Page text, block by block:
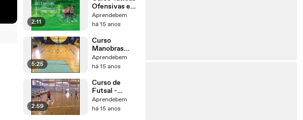
2:11
Ofensivas e
Defensivas no
Futebol -
Aprendebem
há 15 anos
5:25
Curso
Manobras
Ofensivas no
Futsal -
Linha
Aprendebem
há 15 anos
2:59
Curso de
Futsal -
Treinamento
Tático no
Aprendebem
há 15 anos